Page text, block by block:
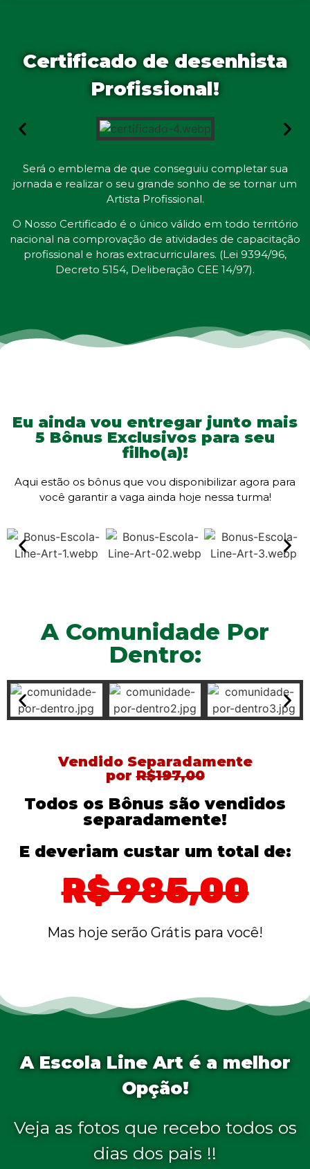
Certificado de desenhista
Profissional!
Será o emblema de que conseguiu completar sua
jornada e realizar o seu grande sonho de se tornar um
Artista Profissional.
O Nosso Certificado é o único válido em todo território
nacional na comprovação de atividades de capacitação
profissional e horas extracurriculares. (Lei 9394/96,
Decreto 5154, Deliberação CEE 14/97).
Eu ainda vou entregar junto mais
5 Bônus Exclusivos para seu
filho(a)!
Aqui estão os bônus que vou disponibilizar agora para
você garantir a vaga ainda hoje nessa turma!
A Comunidade Por
Dentro:
Vendido Separadamente
porR$197,00
Todos os Bônus são vendidos
separadamente!
E deveriam custar um total de:
R$ 985,00
Mas hoje serão Grátis para você!
A Escola Line Art é a melhor
Opção!
Veja as fotos que recebo todos os
dias dos pais !!